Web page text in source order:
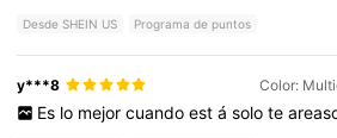
Desde SHEIN US Programa de puntos
y***8 Color:
Es lo mejor cuando est á solo te